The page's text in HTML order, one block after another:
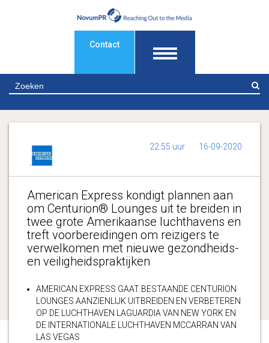
Contact
22:55 uur 16-09-2020
American Express kondigt plannen aan
om Centurion® Lounges uit te breiden in
twee grote Amerikaanse luchthavens en
treft voorbereidingen om reizigers te
verwelkomen met nieuwe gezondheids-
en veiligheidspraktijken
AMERICAN EXPRESS GAAT BESTAANDE CENTURION
LOUNGES AANZIENLIJK UITBREIDEN EN VERBETEREN
OP DE LUCHTHAVEN LAGUARDIA VAN NEW YORK EN
DE INTERNATIONALE LUCHTHAVEN MCCARRAN VAN
LAS VEGAS